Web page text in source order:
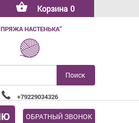
Корзина 0
НАСТЕНЬКА”
+79229034326
ОБРАТНЫЙ ЗВОНОК